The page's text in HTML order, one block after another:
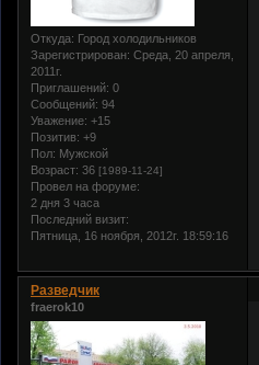
Откуда: Город холодильников
Зарегистрирован: Среда, 20 апреля,
2011г.
Приглашений: 0
Сообщений: 94
Уважение: +15
Позитив: +9
Пол: Мужской
Возраст: 36 [1989-11-24]
Провел на форуме:
2 дня 3 часа
Последний визит:
Пятница, 16 ноября, 2012г. 18:59:16
Разведчик
fraerok10